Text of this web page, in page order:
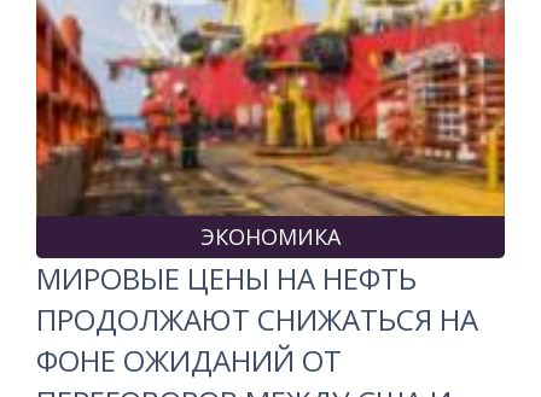
ЭКОНОМИКА
МИРОВЫЕ ЦЕНЫ НА НЕФТЬ
ПРОДОЛЖАЮТ СНИЖАТЬСЯ НА
ФОНЕ ОЖИДАНИЙ ОТ